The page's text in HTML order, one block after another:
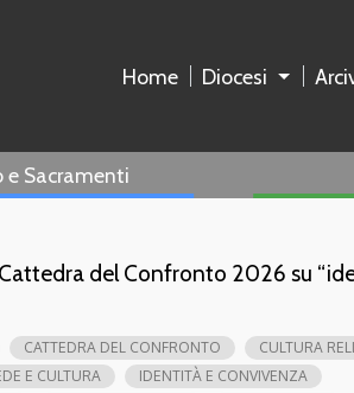
Home Diocesi
e Sacramenti
del Confronto 2026 su
CATTEDRA DEL CONFRONTO
CULTURA
E CULTURA
IDENTITÀ E CONVIVENZA